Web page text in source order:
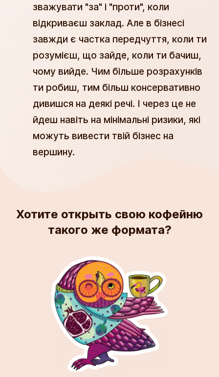
зважувати "за" і "проти", коли
відкриваєш заклад. Але в бізнесі
завжди є частка передчуття, коли ти
розумієш, що зайде, коли ти бачиш,
чому вийде. Чим більше розрахунків
ти робиш, тим більш консервативно
дивишся на деякі речі. І через це не
йдеш навіть на мінімальні ризики, які
можуть вивести твій бізнес на
вершину.​​
Хотите открыть свою кофейню
такого же формата?